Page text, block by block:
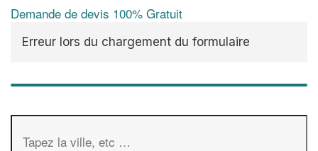
Demande de devis 100% Gratuit
Erreur lors du chargement du formulaire